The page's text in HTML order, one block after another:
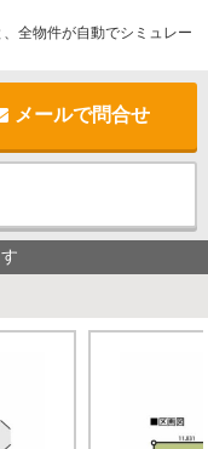
全物件が自動でシミュレー
メールで問合せ